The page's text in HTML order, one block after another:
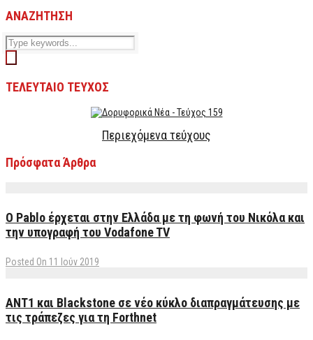
ΑΝΑΖΗΤΗΣΗ
ΤΕΛΕΥΤΑΙΟ ΤΕΥΧΟΣ
Περιεχόμενα τεύχους
Πρόσφατα Άρθρα
Ο Pablo έρχεται στην Ελλάδα με τη φωνή του Νικόλα και
την υπογραφή του Vodafone TV
Posted On 11 Ιούν 2019
ΑΝΤ1 και Blackstone σε νέο κύκλο διαπραγμάτευσης με
τις τράπεζες για τη Forthnet